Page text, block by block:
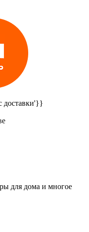
доставки'}}
для дома и многое